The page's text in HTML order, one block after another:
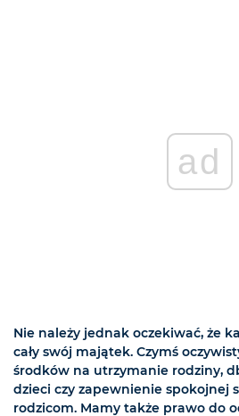
ad
Nie należy jednak oczekiwać, że
cały swój majątek. Czymś
środków na utrzymanie rodziny,
dzieci czy zapewnienie spokojnej
rodzicom. Mamy także prawo do